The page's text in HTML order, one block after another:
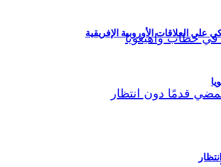
على العلاقات الأوروبية الإفريقية